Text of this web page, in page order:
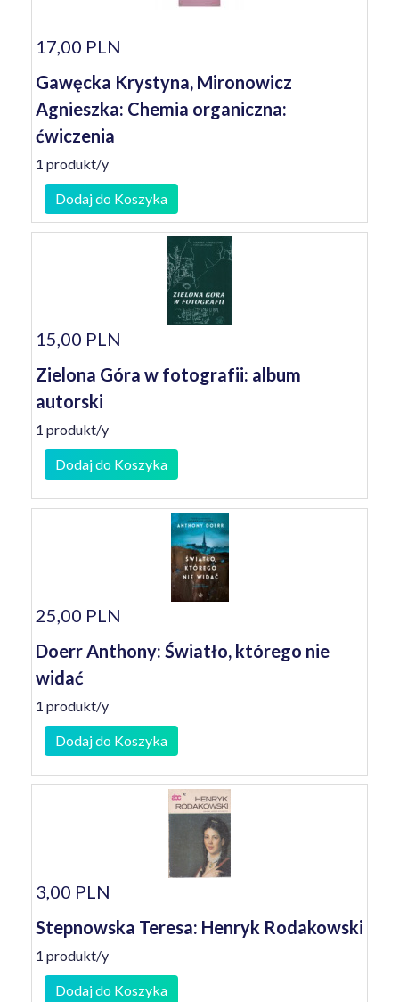
17,00 PLN
Gawęcka Krystyna, Mironowicz
Agnieszka: Chemia organiczna:
ćwiczenia
1 produkt/y
Dodaj do Koszyka
15,00 PLN
Zielona Góra w fotografii: album
autorski
1 produkt/y
Dodaj do Koszyka
25,00 PLN
Doerr Anthony: Światło, którego nie
widać
1 produkt/y
Dodaj do Koszyka
3,00 PLN
Stepnowska Teresa: Henryk Rodakowski
1 produkt/y
Dodaj do Koszyka